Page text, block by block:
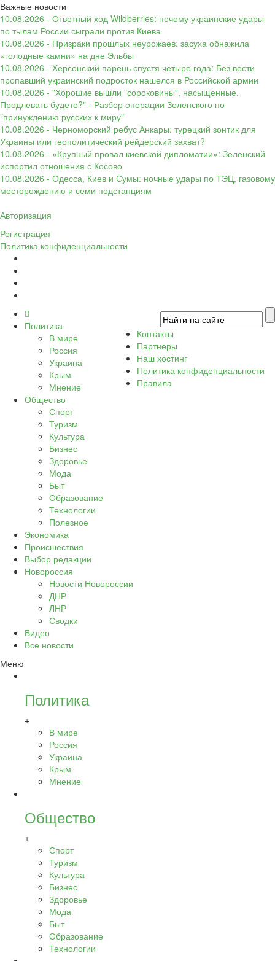
Важные новости
10.08.2026 - Ответный ход Wildberries: почему украинские удары
по тылам России сыграли против Киева
10.08.2026 - Призраки прошлых неурожаев: засуха обнажила
«голодные камни» на дне Эльбы
10.08.2026 - Херсонский парень спустя четыре года: Без вести
пропавший украинский подросток нашелся в Российской армии
10.08.2026 - "Хорошие вышли "сороковины", насыщенные.
Продлевать будете?" - Разбор операции Зеленского по
"принуждению русских к миру"
10.08.2026 - Черноморский ребус Анкары: турецкий зонтик для
Украины или геополитический рейдерский захват?
10.08.2026 - «Крупный провал киевской дипломатии»: Зеленский
испортил отношения с Косово
10.08.2026 - Одесса, Киев и Сумы: ночные удары по ТЭЦ, газовому
месторождению и семи подстанциям
Авторизация
Регистрация
Политика конфиденциальности
Политика
В мире
Россия
Украина
Крым
Мнение
Общество
Спорт
Туризм
Культура
Бизнес
Здоровье
Мода
Быт
Образование
Технологии
Полезное
Экономика
Происшествия
Выбор редакции
Новороссия
Новости Новороссии
ДНР
ЛНР
Сводки
Видео
Все новости
Меню
Политика
+
В мире
Россия
Украина
Крым
Мнение
Общество
+
Спорт
Туризм
Культура
Бизнес
Здоровье
Мода
Быт
Образование
Технологии
Контакты
Партнеры
Наш хостинг
Политика конфиденциальности
Правила